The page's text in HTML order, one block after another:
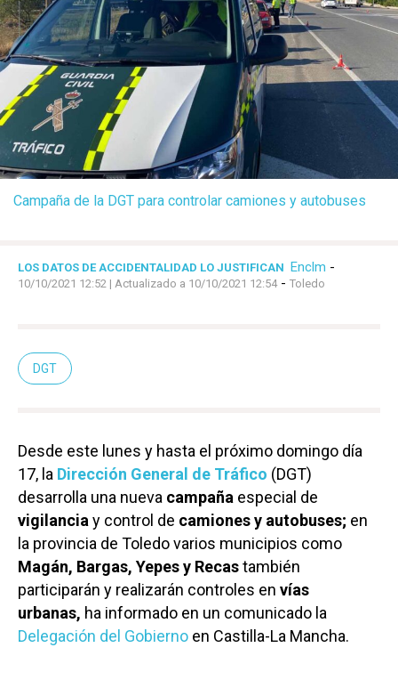
Campaña de la DGT para controlar camiones y autobuses
LOS DATOS DE ACCIDENTALIDAD LO JUSTIFICAN Enclm -
10/10/2021 12:52 | Actualizado a 10/10/2021 12:54- Toledo
DGT
Desde este lunes y hasta el próximo domingo día
17, la Dirección General de Tráfico (DGT)
desarrolla una nueva campaña especial de
vigilancia y control de camiones y autobuses; en
la provincia de Toledo varios municipios como
Magán, Bargas, Yepes y Recastambién
participarán y realizarán controles en vías
urbanas, ha informado en un comunicado la
Delegación del Gobierno en Castilla-La Mancha.